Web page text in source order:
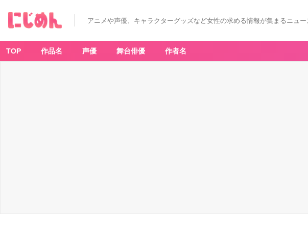
アニメや声優、キャラクターグッズなど女性の求める情報が集まるニュー
TOP 作品名 声優 舞台俳優 作者名